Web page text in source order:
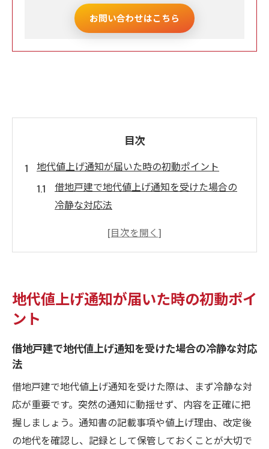
お問い合わせはこちら
目次
地代値上げ通知が届いた時の初動ポイント
借地戸建で地代値上げ通知を受けた場合の
冷静な対応法
地代の値上げ要求理由をまず確認する重要
相場や過去の地代値上げ事例を早めに調べ
めよう
借地戸建で有利に交渉を進めるポイントと
は
地代値上げ交渉時の適切な主張と準備方法
地代値上げ通知が届いた時の初動ポイ
ント
借地戸建で地代値上げ通知を受けた場合の冷静な対応
法
借地戸建で地代値上げ通知を受けた際は、まず冷静な対
応が重要です。突然の通知に動揺せず、内容を正確に把
握しましょう。通知書の記載事項や値上げ理由、改定後
の地代を確認し、記録として保管しておくことが大切で